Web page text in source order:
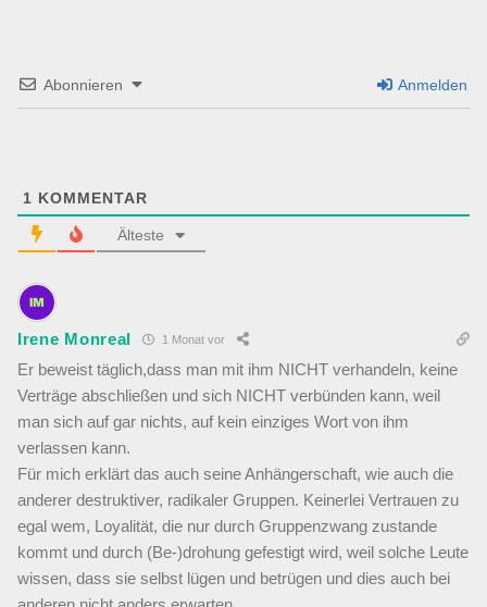
Abonnieren Anmelden
1 KOMMENTAR
Älteste
Irene Monreal 1 Monat vor
Er beweist täglich,dass man mit ihm NICHT verhandeln, keine
Verträge abschließen und sich NICHT verbünden kann, weil
man sich auf gar nichts, auf kein einziges Wort von ihm
verlassen kann.
Für mich erklärt das auch seine Anhängerschaft, wie auch die
anderer destruktiver, radikaler Gruppen. Keinerlei Vertrauen zu
egal wem, Loyalität, die nur durch Gruppenzwang zustande
kommt und durch (Be-)drohung gefestigt wird, weil solche Leute
wissen, dass sie selbst lügen und betrügen und dies auch bei